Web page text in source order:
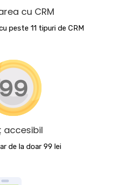
cu CRM
peste 11 tipuri de CRM
accesibil
de la doar 99 lei